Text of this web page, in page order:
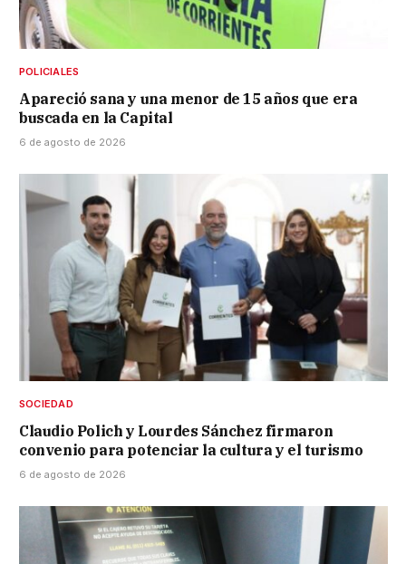
POLICIALES
Apareció sana y una menor de 15 años que era
buscada en la Capital
6 de agosto de 2026
SOCIEDAD
Claudio Polich y Lourdes Sánchez firmaron
convenio para potenciar la cultura y el turismo
6 de agosto de 2026